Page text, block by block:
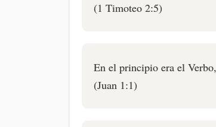
(1 Timoteo 2:5)
En el principio era el
(Juan 1:1)